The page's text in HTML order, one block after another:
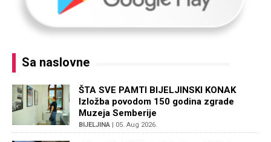
Sa naslovne
ŠTA SVE PAMTI BIJELJINSKI KONAK
Izložba povodom 150 godina zgrade
Muzeja Semberije
BIJELJINA | 05. Aug 2026.